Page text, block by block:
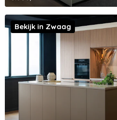
Bekijk in Zwaag